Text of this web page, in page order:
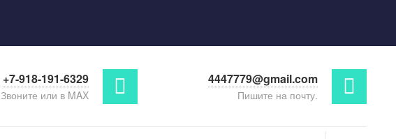
+7-918-191-6329
Звоните или в MAX
4447779@gmail.com
Пишите на почту.